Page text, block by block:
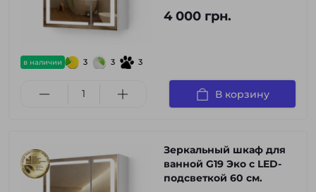
в наличии 3 3 3
4 000 грн.
В корзину
Зеркальный шкаф для
ванной G19 Эко с LED-
подсветкой 60 см.